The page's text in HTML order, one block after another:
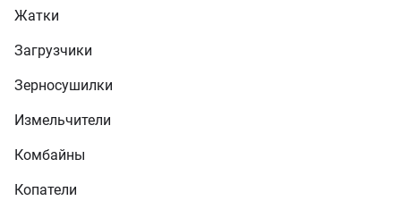
Жатки
Загрузчики
Зерносушилки
Измельчители
Комбайны
Копатели